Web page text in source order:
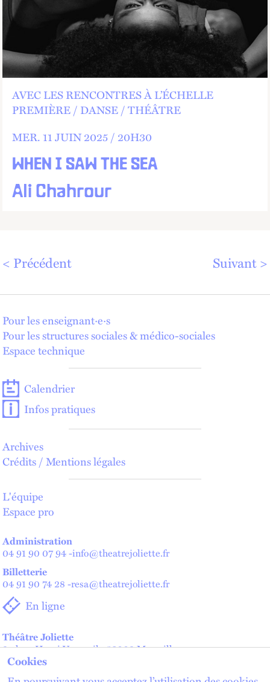
WHEN I SAW THE SEA
Ali Chahrour
AVEC LES RENCONTRES À L’ÉCHELLE
PREMIÈRE
DANSE
THÉÂTRE
MER.11 JUIN 2025 / 20H30
Précédent Suivant
Pour les enseignant·e·s
Pour les structures sociales & médico-sociales
Espace technique
Calendrier
Infos pratiques
Archives
Crédits / Mentions légales
L'équipe
Espace pro
Administration
04 91 90 07 94-info@theatrejoliette.fr
Billetterie
04 91 90 74 28 -resa@theatrejoliette.fr
En ligne
Théâtre Joliette
2 place Henri Verneuil - 13002 Marseille
Théâtre de Lenche — Maison des artistes
Cookies